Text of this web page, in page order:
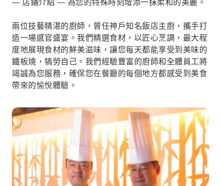
— 店鋪介紹 — 為您的特殊時刻增添一抹柔和的美麗。
兩位技藝精湛的廚師，曾任神戶知名飯店主廚，攜手打
造一場感官盛宴。我們精選食材，以匠心烹調，最大程
度地展現食材的鮮美滋味，讓您每天都能享受到美味的
鐵板燒，犒勞自己。我們經驗豐富的廚師和全體員工將
竭誠為您服務，確保您在餐廳的每個地方都感受到美食
帶來的愉悅體驗。